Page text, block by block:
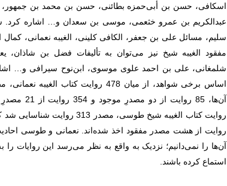
اسکافی، حسن بن‌ أبی‌حمزه بطائنی، حسن بن محمد بن جمهور،
عبدالکریم بن عمرو خثعمی، موسی بن سعدان و… اشاره کرد.
سلیم، مسائل علی بن جعفر، الکافی کلینی، الغیبه نعمانی،
مفقود الغیبه شیخ نیز می‌توان به تألیفات فضل بن شاذان،
شلمغانی، علی بن احمد علوی موسوی، ابن‌نوح سیرافی و…
روایت از هشت مصدر مفقود اخذ شده‌اند. نعمانی و طوسی
آن‌ها را نمی‌دانیم؛ نزدیک به واقع به نظر می‌رسد این روایات
استماع کرده باشند.